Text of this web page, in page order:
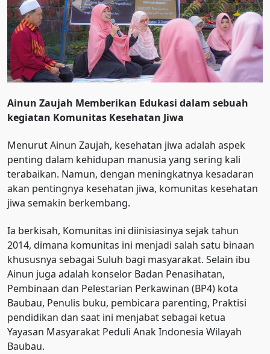
Ainun Zaujah Memberikan Edukasi dalam sebuah
kegiatan Komunitas Kesehatan Jiwa
Menurut Ainun Zaujah, kesehatan jiwa adalah aspek
penting dalam kehidupan manusia yang sering kali
terabaikan. Namun, dengan meningkatnya kesadaran
akan pentingnya kesehatan jiwa, komunitas kesehatan
jiwa semakin berkembang.
Ia berkisah, Komunitas ini diinisiasinya sejak tahun
2014, dimana komunitas ini menjadi salah satu binaan
khususnya sebagai Suluh bagi masyarakat. Selain ibu
Ainun juga adalah konselor Badan Penasihatan,
Pembinaan dan Pelestarian Perkawinan (BP4) kota
Baubau, Penulis buku, pembicara parenting, Praktisi
pendidikan dan saat ini menjabat sebagai ketua
Yayasan Masyarakat Peduli Anak Indonesia Wilayah
Baubau.